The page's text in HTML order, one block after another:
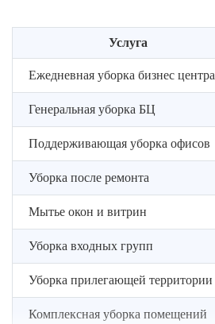
Услуга
Ежедневная уборка бизнес центра
Генеральная уборка БЦ
Поддерживающая уборка офисов
Уборка после ремонта
Мытье окон и витрин
Уборка входных групп
Уборка прилегающей территории
Комплексная уборка помещений